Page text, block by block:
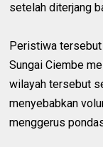
setelah diterjang
Peristiwa
Sungai Ciembe
wilayah tersebut
menyebabkan
menggerus